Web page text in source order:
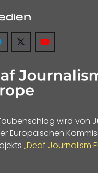
wird von
Europäischen
„Deaf Journalism